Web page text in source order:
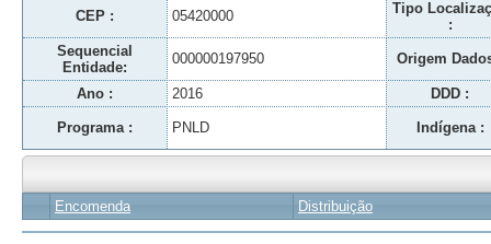
CEP : 05420000
Tipo
:
Sequencial
Entidade:
000000197950 Origem
Ano : 2016 DDD :
Programa : PNLD Indígena :
Encomenda Distribuição